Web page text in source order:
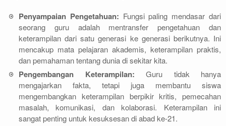
Penyampaian Pengetahuan: Fungsi paling mendasar dari
seorang guru adalah mentransfer pengetahuan dan
keterampilan dari satu generasi ke generasi berikutnya. Ini
mencakup mata pelajaran akademis, keterampilan praktis,
dan pemahaman tentang dunia di sekitar kita.
Pengembangan Keterampilan: Guru tidak hanya
mengajarkan fakta, tetapi juga membantu siswa
mengembangkan keterampilan berpikir kritis, pemecahan
masalah, komunikasi, dan kolaborasi. Keterampilan ini
sangat penting untuk kesuksesan di abad ke-21.